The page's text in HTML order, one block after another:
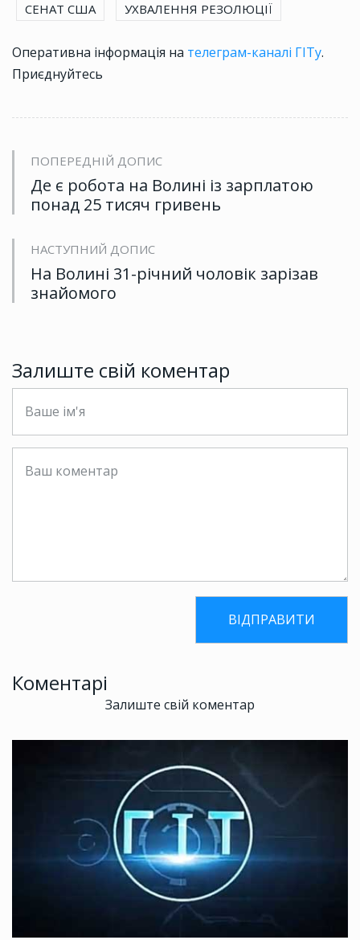
СЕНАТ США УХВАЛЕННЯ РЕЗОЛЮЦІЇ
Оперативна інформація на телеграм-каналі ГІТу.
Приєднуйтесь
ПОПЕРЕДНІЙ ДОПИС
Де є робота на Волині із зарплатою
понад 25 тисяч гривень
НАСТУПНИЙ ДОПИС
На Волині 31-річний чоловік зарізав
знайомого
Залиште свій коментар
Коментарі
Залиште свій коментар